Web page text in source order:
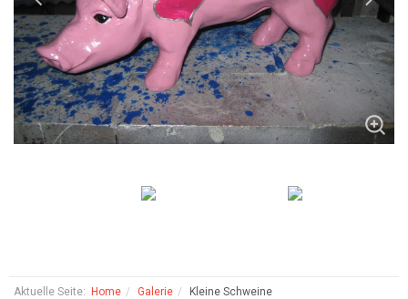
Aktuelle Seite: Home Galerie Kleine Schweine